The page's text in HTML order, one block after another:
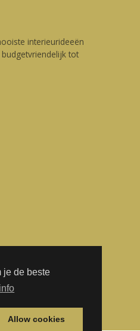
je de beste
Allow cookies
interieurideeën
tot